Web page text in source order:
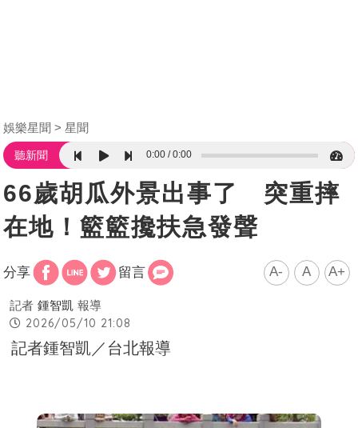
娛樂星聞 星聞
聽新聞 0:00 0:00
66歲胡瓜外景出事了 突重摔
在地！籃籃攙扶急發聲
分享 留言 A- A A+
記者 鍾智凱 報導
2026/05/10 21:08
記者鍾智凱／台北報導